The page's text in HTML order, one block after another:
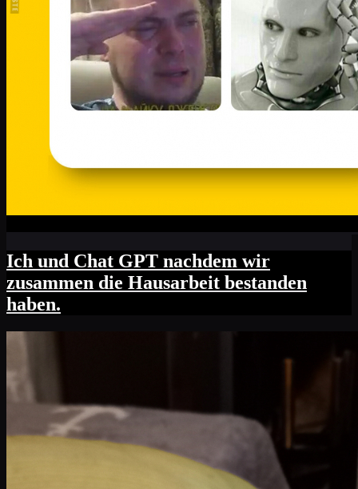
Ich und Chat GPT nachdem wir
zusammen die Hausarbeit bestanden
haben.